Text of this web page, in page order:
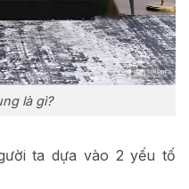
là gì?
ta dựa vào 2 yếu tố